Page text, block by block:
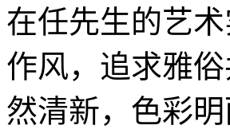
在任先生的艺
作风，追求雅
然清新，色彩